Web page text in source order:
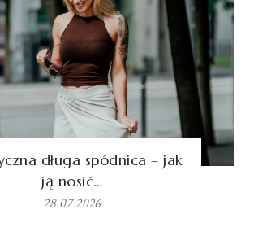
długa spódnica – jak
ją nosić…
28.07.2026